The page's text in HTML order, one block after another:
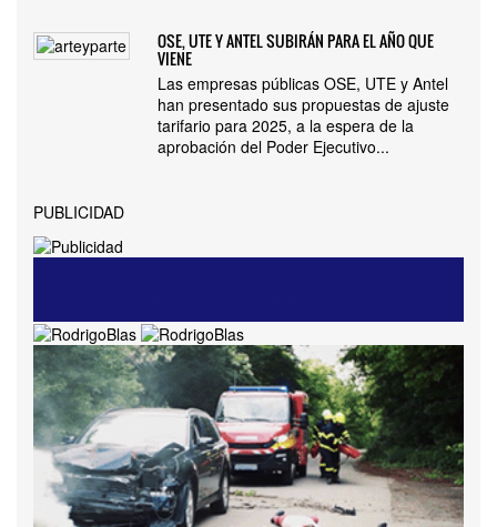
OSE, UTE Y ANTEL SUBIRÁN PARA EL AÑO QUE
VIENE
Las empresas públicas OSE, UTE y Antel
han presentado sus propuestas de ajuste
tarifario para 2025, a la espera de la
aprobación del Poder Ejecutivo...
PUBLICIDAD